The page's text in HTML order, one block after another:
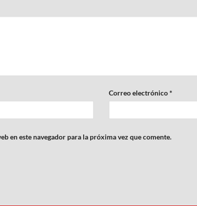
Correo electrónico*
en este navegador para la próxima vez que comente.